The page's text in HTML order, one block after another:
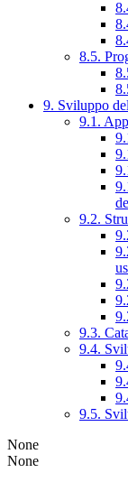
8.5.
9. Sviluppo
9.1.
9.2.
9.3.
9.4.
9.5.
None
None